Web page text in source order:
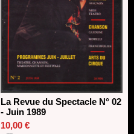
La Revue du Spectacle N° 02
- Juin 1989
10,00 €